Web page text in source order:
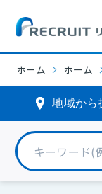
ホーム ホーム
地域から